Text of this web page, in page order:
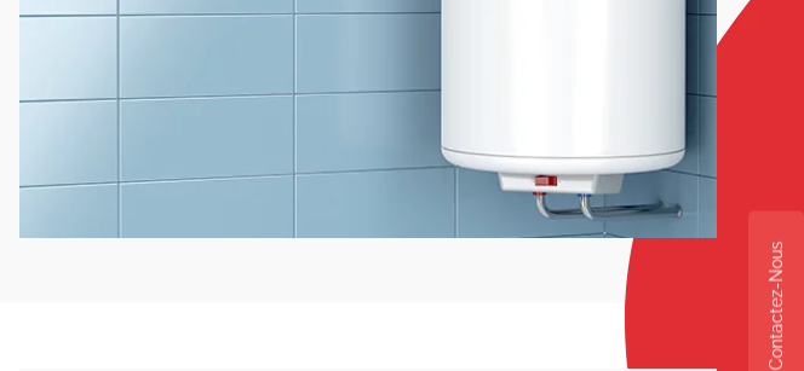
Contactez-Nous